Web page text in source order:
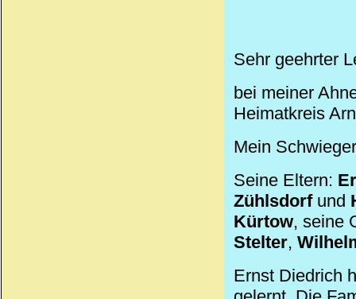
Sehr geehrter
bei meiner
Heimatkreis
Mein
Seine Eltern:
Zühlsdorfund
Kürtow, seine
Stelter,
Ernst Diedrich